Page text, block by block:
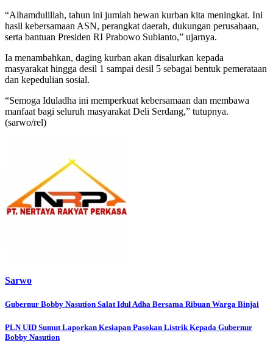
“Alhamdulillah, tahun ini jumlah hewan kurban kita meningkat. Ini
hasil kebersamaan ASN, perangkat daerah, dukungan perusahaan,
serta bantuan Presiden RI Prabowo Subianto,” ujarnya.
Ia menambahkan, daging kurban akan disalurkan kepada
masyarakat hingga desil 1 sampai desil 5 sebagai bentuk pemerataan
dan kepedulian sosial.
“Semoga Iduladha ini memperkuat kebersamaan dan membawa
manfaat bagi seluruh masyarakat Deli Serdang,” tutupnya.
(sarwo/rel)
Sarwo
Post
navigation
Gubernur Bobby Nasution Salat Idul Adha Bersama Ribuan Warga Binjai
PLN UID Sumut Laporkan Kesiapan Pasokan Listrik Kepada Gubernur
Bobby Nasution